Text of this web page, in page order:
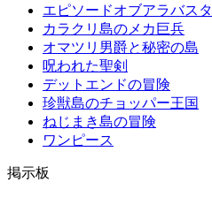
エピソードオブアラバスタ
カラクリ島のメカ巨兵
オマツリ男爵と秘密の島
呪われた聖剣
デットエンドの冒険
珍獣島のチョッパー王国
ねじまき島の冒険
ワンピース
掲示板